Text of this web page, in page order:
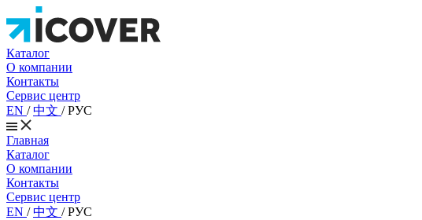
Каталог
О компании
Контакты
Сервис центр
EN /中文 /РУС
Главная
Каталог
О компании
Контакты
Сервис центр
EN /中文 /РУС